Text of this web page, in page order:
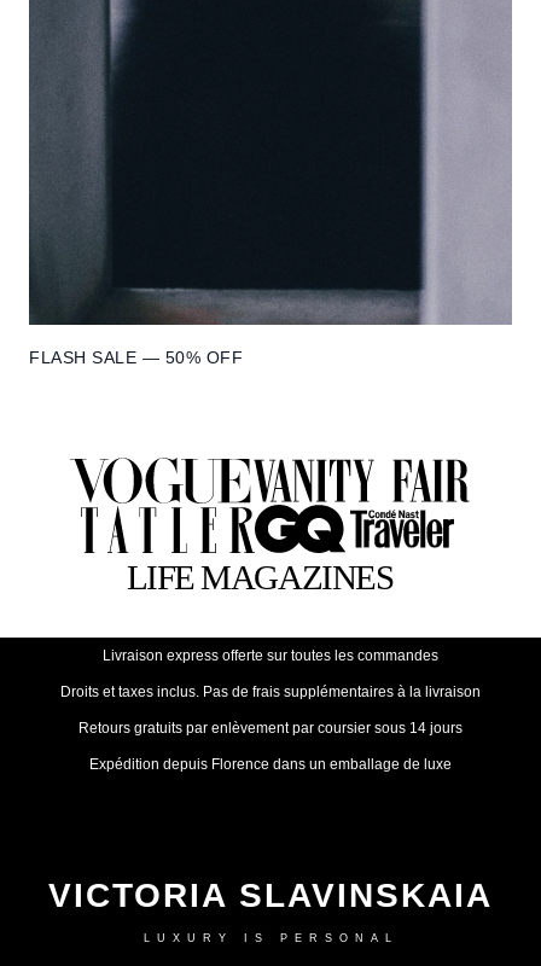
FLASH SALE — 50% OFF
Livraison express offerte sur toutes les commandes
Droits et taxes inclus. Pas de frais supplémentaires à la livraison
Retours gratuits par enlèvement par coursier sous 14 jours
Expédition depuis Florence dans un emballage de luxe
VICTORIA SLAVINSKAIA
LUXURY IS PERSONAL